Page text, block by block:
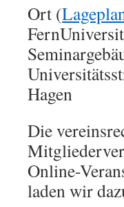
Ort (
Hagen
Die
Online-
laden wir